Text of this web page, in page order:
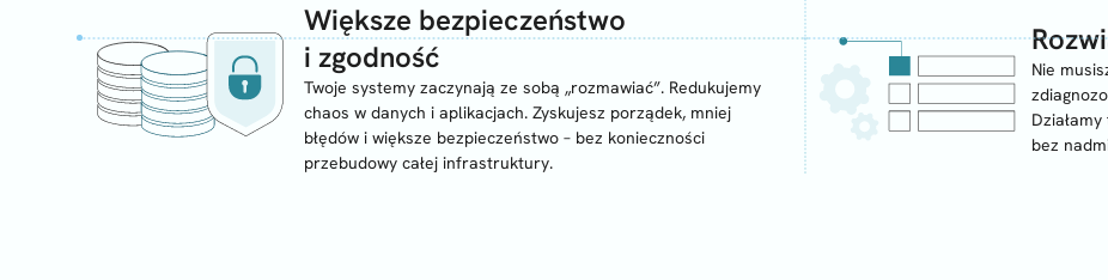
Większe bezpieczeństwo
i zgodność
Twoje systemy zaczynają ze sobą „rozmawiać”. Redukujemy
chaos w danych i aplikacjach. Zyskujesz porządek, mniej
błędów i większe bezpieczeństwo – bez konieczności
przebudowy całej infrastruktury.
Nie
bez